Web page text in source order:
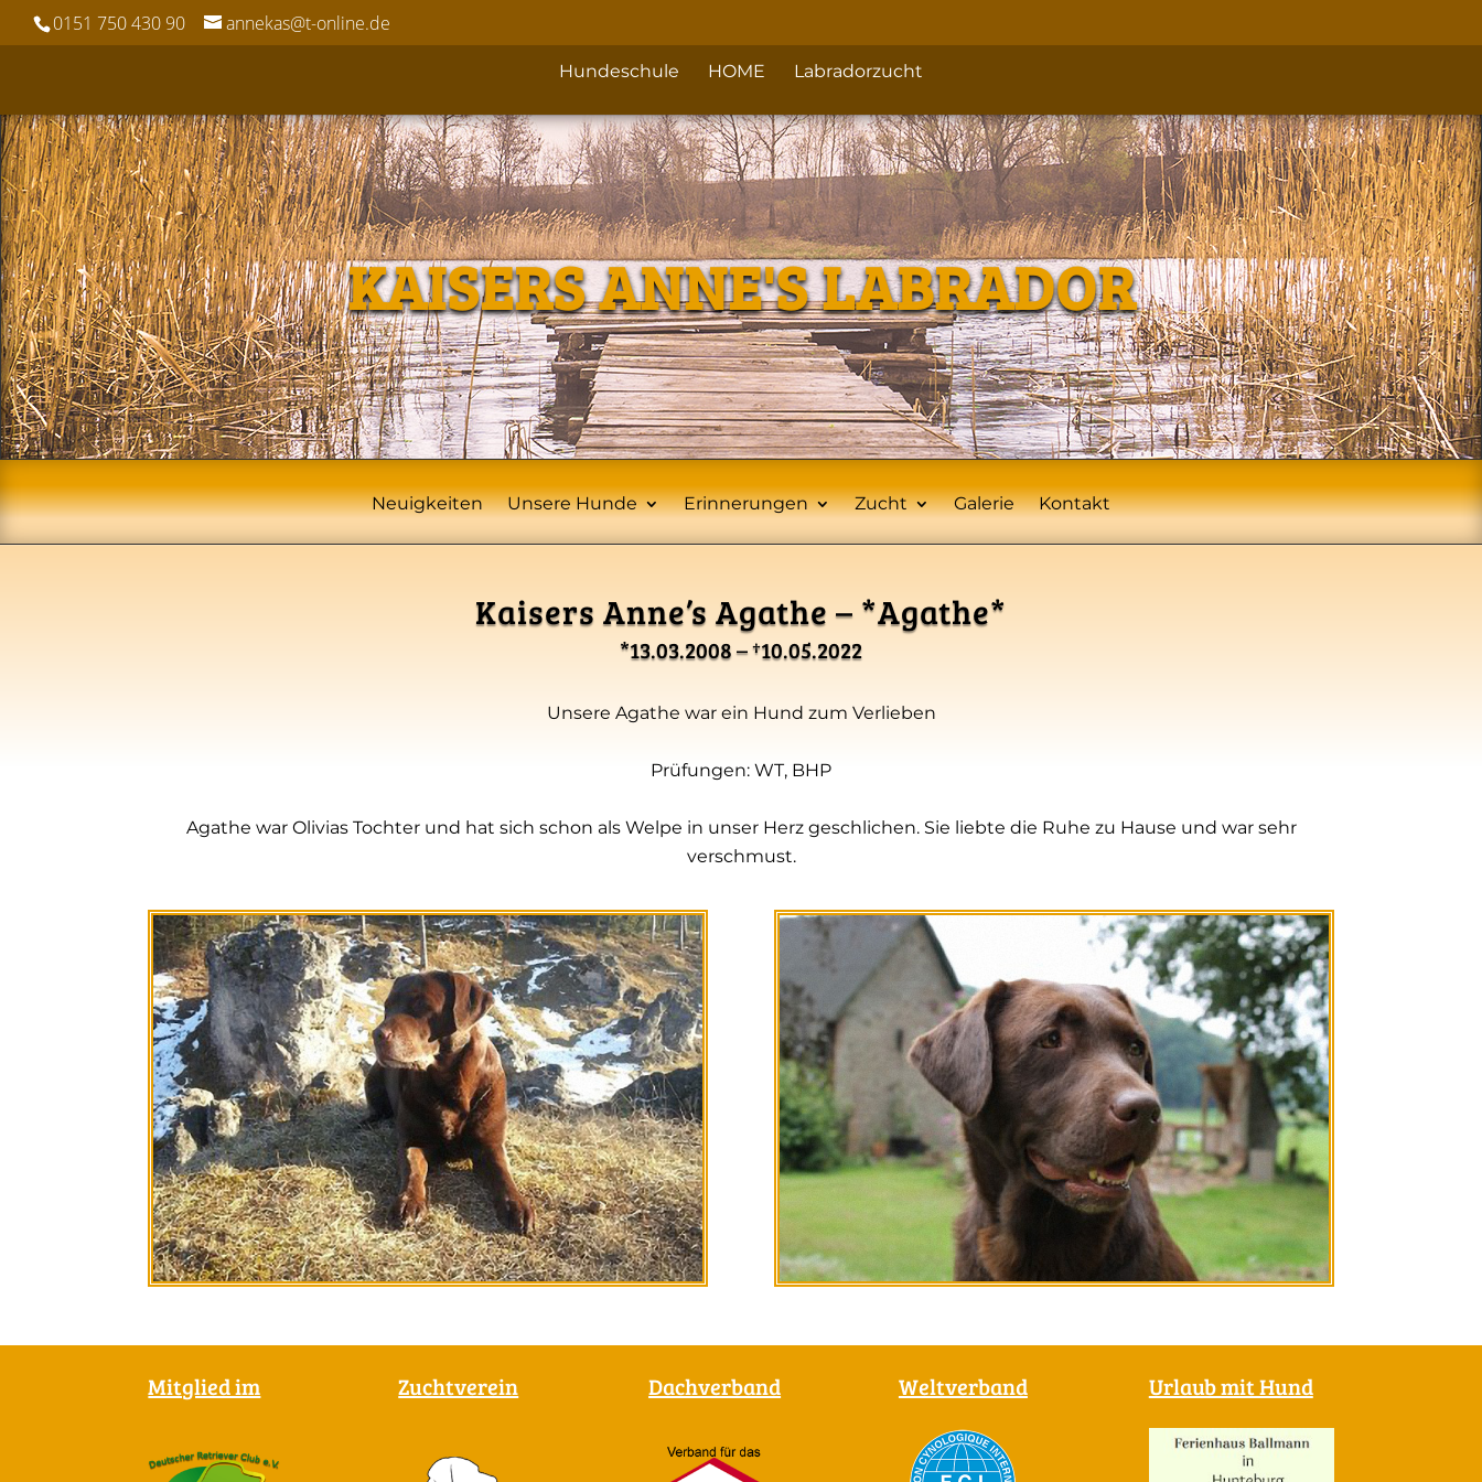
0151 750 430 90 annekas@t-online.de
Hundeschule HOME Labradorzucht
KAISERS ANNE'S LABRADOR
Neuigkeiten Unsere Hunde Erinnerungen Zucht Galerie Kontakt
Kaisers Anne’s Agathe – *Agathe*
*13.03.2008 – †10.05.2022
Unsere Agathe war ein Hund zum Verlieben
Prüfungen: WT, BHP
Agathe war Olivias Tochter und hat sich schon als Welpe in unser Herz geschlichen. Sie liebte die Ruhe zu Hause und war sehr
verschmust.
Mitglied im Zuchtverein Dachverband Weltverband Urlaub mit Hund